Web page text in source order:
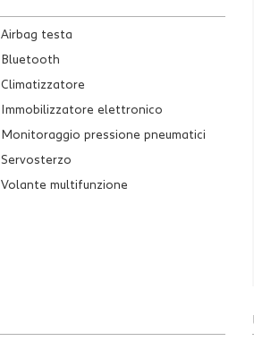
Airbag testa
Bluetooth
Climatizzatore
Immobilizzatore elettronico
Monitoraggio pressione pneumatici
Servosterzo
Volante multifunzione